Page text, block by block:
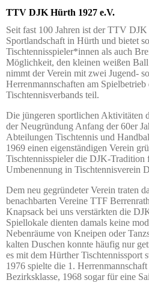
TTV DJK Hürth 1927 e.V.
Seit fast 100 Jahren ist der TTV
Sportlandschaft in Hürth und bietet
Tischtennisspieler*innen als auch
Möglichkeit, den kleinen weißen
nimmt der Verein mit zwei Jugend-
Herrenmannschaften am Spielbetrieb
Tischtennisverbands teil.
Die jüngeren sportlichen Aktivitäten
der Neugründung Anfang der 60er
Abteilungen Tischtennis und
1969 einen eigenständigen Verein
Tischtennisspieler die DJK-Tradition
Umbenennung in Tischtennisverein
Dem neu gegründeter Verein traten
benachbarten Vereine TTF
Knapsack bei uns verstärkten die
Spiellokale dienten damals keine
Nebenräume von Kneipen oder
kalten Duschen konnte häufig nur
es mit dem Hürther Tischtennissport
1976 spielte die 1.
Bezirksklasse, 1968 sogar für eine